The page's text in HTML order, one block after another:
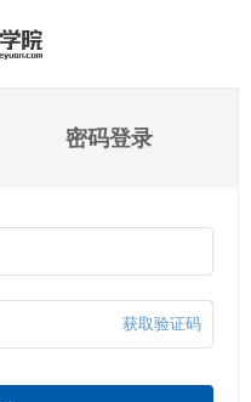
密码登录
获取验证码